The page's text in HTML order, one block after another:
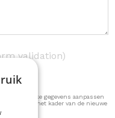
validation)
persoonlijke gegevens aanpassen
en dit in het kader van de nieuwe